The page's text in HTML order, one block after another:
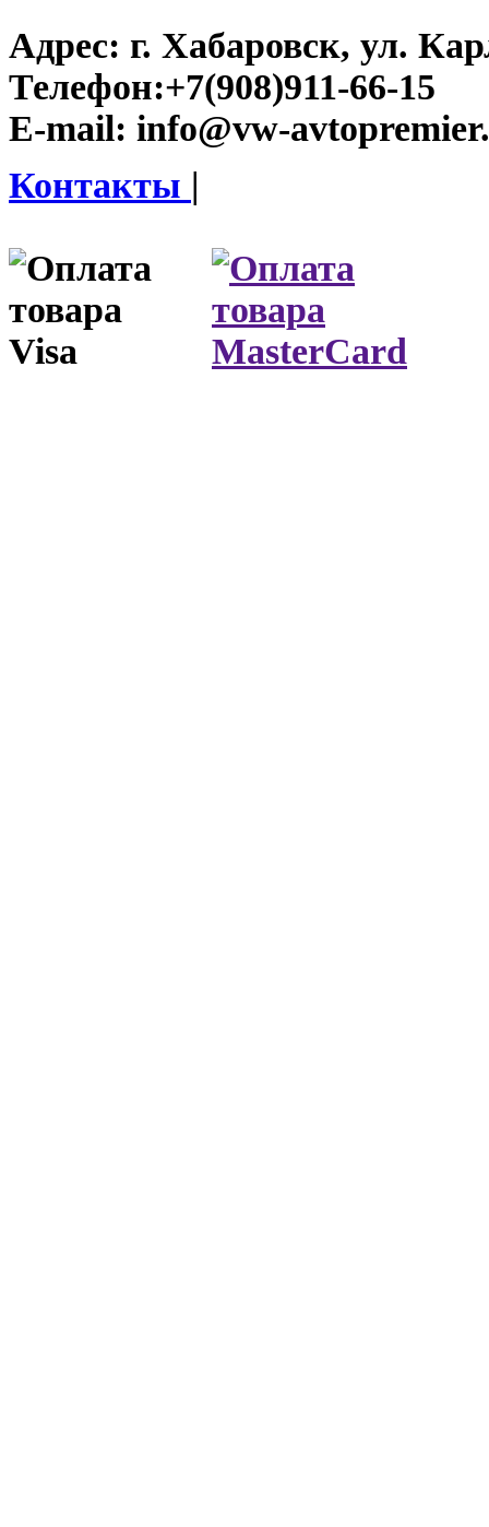
Адрес: г. Хабаровск, ул.
Телефон:+7(908)911-66-15
E-mail: info@vw-
Контакты |